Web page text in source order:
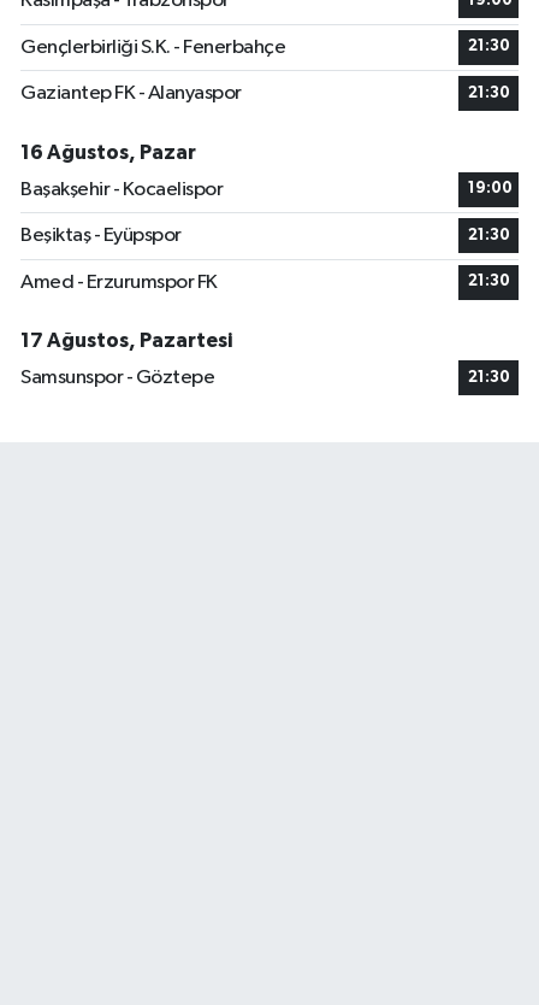
Gençlerbirliği S.K. - Fenerbahçe 21:30
Gaziantep FK - Alanyaspor 21:30
16 Ağustos, Pazar
Başakşehir - Kocaelispor
19:00
Beşiktaş - Eyüpspor 21:30
Amed - Erzurumspor FK 21:30
17 Ağustos, Pazartesi
Samsunspor - Göztepe
21:30